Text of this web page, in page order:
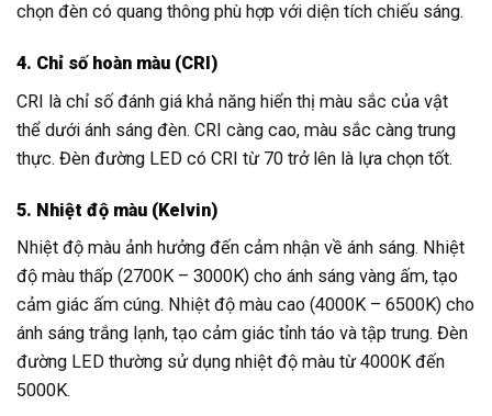
chọn đèn có quang thông phù hợp với diện tích chiếu sáng.
4. Chỉ số hoàn màu (CRI)
CRI là chỉ số đánh giá khả năng hiển thị màu sắc của vật
thể dưới ánh sáng đèn. CRI càng cao, màu sắc càng trung
thực. Đèn đường LED có CRI từ 70 trở lên là lựa chọn tốt.
5. Nhiệt độ màu (Kelvin)
Nhiệt độ màu ảnh hưởng đến cảm nhận về ánh sáng. Nhiệt
độ màu thấp (2700K – 3000K) cho ánh sáng vàng ấm, tạo
cảm giác ấm cúng. Nhiệt độ màu cao (4000K – 6500K) cho
ánh sáng trắng lạnh, tạo cảm giác tỉnh táo và tập trung. Đèn
đường LED thường sử dụng nhiệt độ màu từ 4000K đến
5000K.